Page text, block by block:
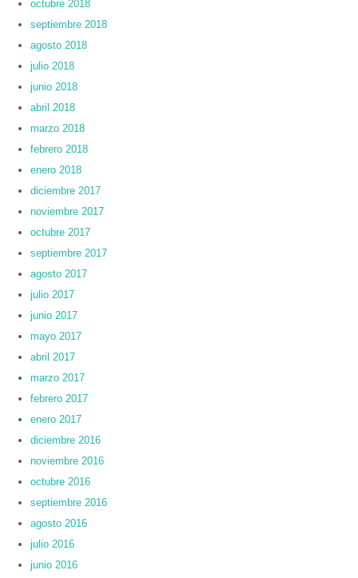
octubre 2018
septiembre 2018
agosto 2018
julio 2018
junio 2018
abril 2018
marzo 2018
febrero 2018
enero 2018
diciembre 2017
noviembre 2017
octubre 2017
septiembre 2017
agosto 2017
julio 2017
junio 2017
mayo 2017
abril 2017
marzo 2017
febrero 2017
enero 2017
diciembre 2016
noviembre 2016
octubre 2016
septiembre 2016
agosto 2016
julio 2016
junio 2016